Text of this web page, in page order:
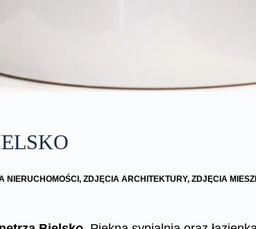
NIERUCHOMOŚCI , ZDJĘCIA ARCHITEKTURY, ZDJĘCIA